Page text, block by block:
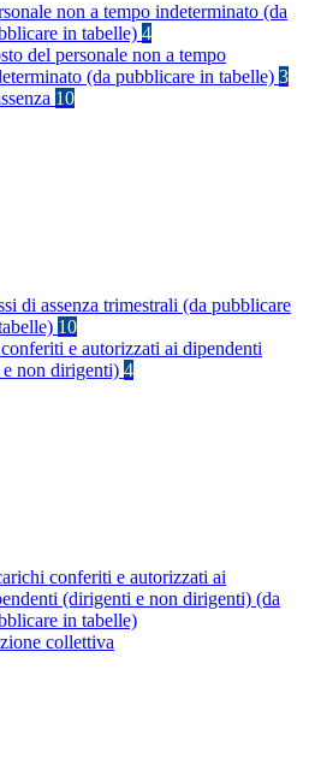
non a tempo indeterminato (da
in tabelle) 4
del personale non a tempo
(da pubblicare in tabelle) 3
10
di assenza trimestrali (da pubblicare
10
e autorizzati ai dipendenti
non dirigenti) 4
conferiti e autorizzati ai
(dirigenti e non dirigenti) (da
in tabelle)
collettiva